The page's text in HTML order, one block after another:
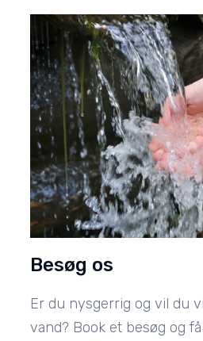
Besøg os
Er du nysgerrig og vil du
vand? Book et besøg og